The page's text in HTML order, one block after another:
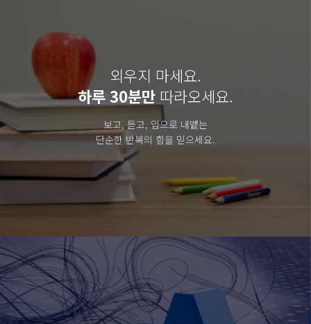
영어 하나 바꿨을 뿐인데,
전 과목 성적이 바뀝니다.
단순 공부가 아닌 '말하는
외우지 마세요.
하루 30분만따라오세요.
보고, 듣고, 입으로 내뱉는
단순한 반복의 힘을 믿으세요.